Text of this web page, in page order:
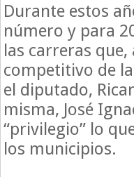
Durante estos
número y para
las carreras
competitivo de
el diputado,
misma, José
“privilegio” lo
los municipios.